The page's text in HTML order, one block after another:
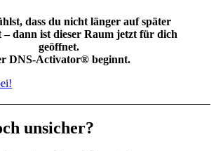
dass du nicht länger auf später
dann ist dieser Raum jetzt für dich
geöffnet.
DNS-Activator® beginnt.
unsicher?